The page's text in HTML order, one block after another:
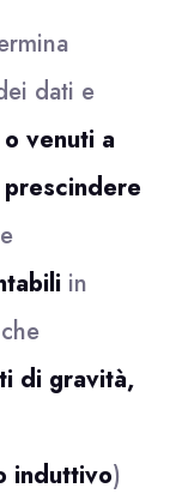
dati e
venuti a
in
di gravità,
induttivo)